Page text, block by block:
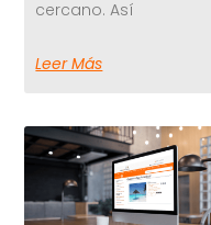
cercano. Así
Leer Más